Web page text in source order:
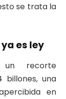
se trata la
es ley
un recorte
billones, una
en